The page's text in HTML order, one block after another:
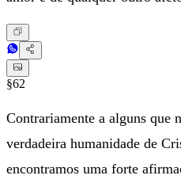
§62
Contrariamente a alguns que
verdadeira humanidade de
encontramos uma forte